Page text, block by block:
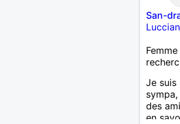
San-
Je suis
des
en